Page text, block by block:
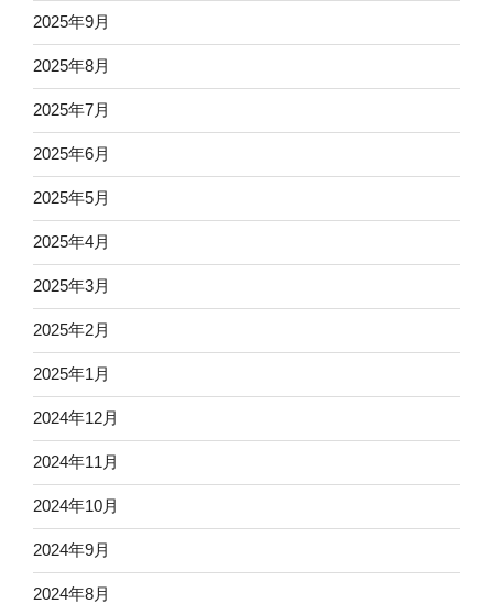
2025年9月
2025年8月
2025年7月
2025年6月
2025年5月
2025年4月
2025年3月
2025年2月
2025年1月
2024年12月
2024年11月
2024年10月
2024年9月
2024年8月